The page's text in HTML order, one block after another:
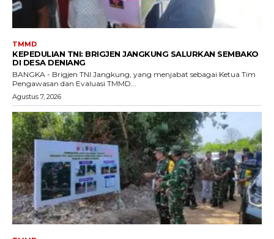
TMMD
KEPEDULIAN TNI: BRIGJEN JANGKUNG SALURKAN SEMBAKO
DI DESA DENIANG
BANGKA - Brigjen TNI Jangkung, yang menjabat sebagai Ketua Tim
Pengawasan dan Evaluasi TMMD...
Agustus 7, 2026